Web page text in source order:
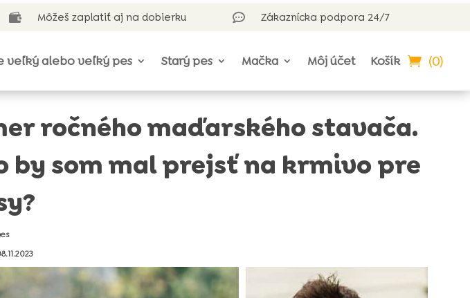
 Môžeš zaplatiť aj na dobierku  Zákaznícka podpora 24/7
veľký alebo veľký pes Starý pes Mačka Môj účet Košík (0)
ročného maďarského stavača.
by som mal prejsť na krmivo pre